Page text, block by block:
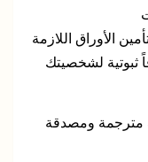
الأوراق اللازمة
ثبوتية لشخصيتك
مترجمة ومصدقة